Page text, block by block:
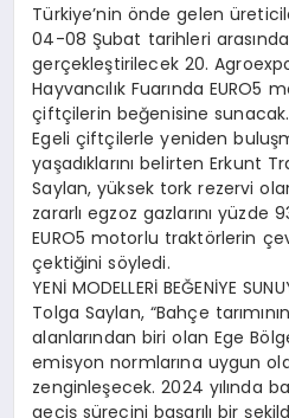
Türkiye’nin önde gelen
04-08 Şubat tarihleri
gerçekleştirilecek 20.
Hayvancılık Fuarında EURO5
çiftçilerin beğenisine sunacak.
Egeli çiftçilerle yeniden
yaşadıklarını belirten Erkunt
Saylan, yüksek tork rezervi
zararlı egzoz gazlarını yüzde
EURO5 motorlu traktörlerin
çektiğini söyledi.
YENİ MODELLERİ BEĞENİYE
Tolga Saylan, “Bahçe
alanlarından biri olan Ege
emisyon normlarına uygun
zenginleşecek. 2024 yılında
geçiş sürecini başarılı bir